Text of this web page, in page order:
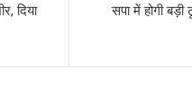
दिया
सपा में होगी